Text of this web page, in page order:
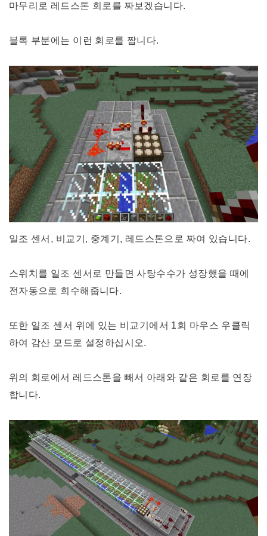
마무리로 레드스톤 회로를 짜보겠습니다.
블록 부분에는 이런 회로를 짭니다.
일조 센서, 비교기, 중계기, 레드스톤으로 짜여 있습니다.
스위치를 일조 센서로 만들면 사탕수수가 성장했을 때에
전자동으로 회수해줍니다.
또한 일조 센서 위에 있는 비교기에서 1회 마우스 우클릭
하여 감산 모드로 설정하십시오.
위의 회로에서 레드스톤을 빼서 아래와 같은 회로를 연장
합니다.